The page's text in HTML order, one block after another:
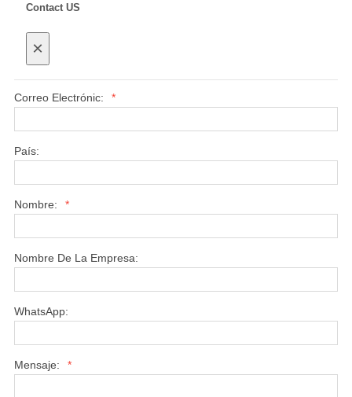
Contact US
×
Correo Electrónic: *
País:
Nombre: *
Nombre De La Empresa:
WhatsApp:
Mensaje: *